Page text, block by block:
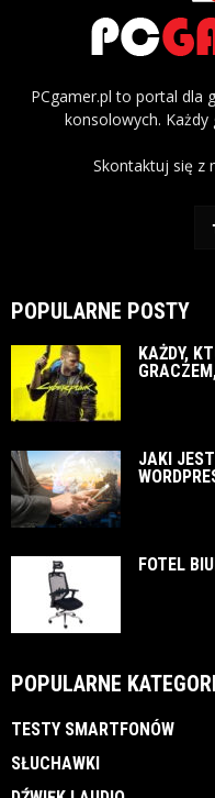
PCgamer.pl to portal dla
konsolowych. Każdy
Skontaktuj się z
POPULARNE POSTY
KAŻDY,
JAKI
FOTEL
POPULARNE
TESTY SMARTFONÓW
SŁUCHAWKI